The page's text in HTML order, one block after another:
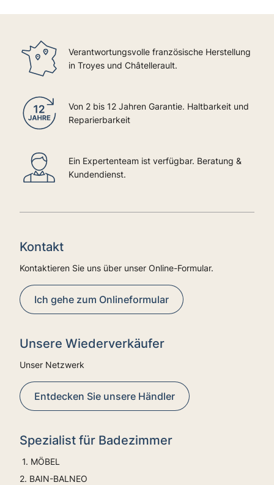
Verantwortungsvolle französische Herstellung
in Troyes und Châtellerault.
Von 2 bis 12 Jahren Garantie. Haltbarkeit und
Reparierbarkeit
Ein Expertenteam ist verfügbar. Beratung &
Kundendienst.
Kontakt
Kontaktieren Sie uns über unser Online-Formular.
Ich gehe zum Onlineformular
Unsere Wiederverkäufer
Unser Netzwerk
Entdecken Sie unsere Händler
Spezialist für Badezimmer
1. MÖBEL
2. BAIN-BALNEO